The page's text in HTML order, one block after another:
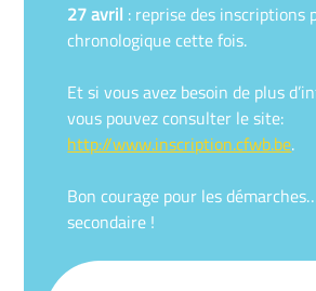
27 avril : reprise des inscriptions
chronologique cette fois.
Et si vous avez besoin de plus
vous pouvez consulter le site:
http://www.inscription.cfwb.be.
Bon courage pour les
secondaire !